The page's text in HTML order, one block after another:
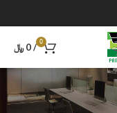
0
/
0 ﷼